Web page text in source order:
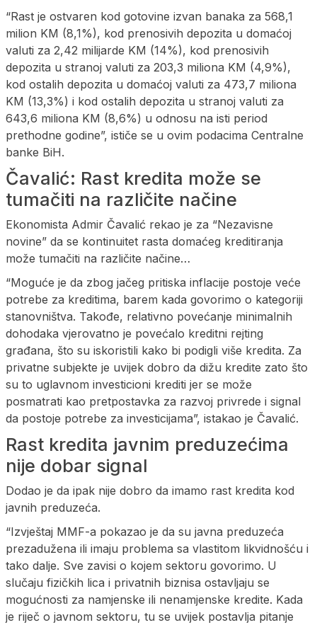
“Rast je ostvaren kod gotovine izvan banaka za 568,1
milion KM (8,1%), kod prenosivih depozita u domaćoj
valuti za 2,42 milijarde KM (14%), kod prenosivih
depozita u stranoj valuti za 203,3 miliona KM (4,9%),
kod ostalih depozita u domaćoj valuti za 473,7 miliona
KM (13,3%) i kod ostalih depozita u stranoj valuti za
643,6 miliona KM (8,6%) u odnosu na isti period
prethodne godine”, ističe se u ovim podacima Centralne
banke BiH.
Čavalić: Rast kredita može se
tumačiti na različite načine
Ekonomista Admir Čavalić rekao je za “Nezavisne
novine” da se kontinuitet rasta domaćeg kreditiranja
može tumačiti na različite načine…
“Moguće je da zbog jačeg pritiska inflacije postoje veće
potrebe za kreditima, barem kada govorimo o kategoriji
stanovništva. Takođe, relativno povećanje minimalnih
dohodaka vjerovatno je povećalo kreditni rejting
građana, što su iskoristili kako bi podigli više kredita. Za
privatne subjekte je uvijek dobro da dižu kredite zato što
su to uglavnom investicioni krediti jer se može
posmatrati kao pretpostavka za razvoj privrede i signal
da postoje potrebe za investicijama”, istakao je Čavalić.
Rast kredita javnim preduzećima
nije dobar signal
Dodao je da ipak nije dobro da imamo rast kredita kod
javnih preduzeća.
“Izvještaj MMF-a pokazao je da su javna preduzeća
prezadužena ili imaju problema sa vlastitom likvidnošću i
tako dalje. Sve zavisi o kojem sektoru govorimo. U
slučaju fizičkih lica i privatnih biznisa ostavljaju se
mogućnosti za namjenske ili nenamjenske kredite. Kada
je riječ o javnom sektoru, tu se uvijek postavlja pitanje